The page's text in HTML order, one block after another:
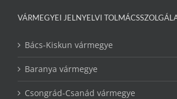
VÁRMEGYEI JELNYELVI
Bács-Kiskun vármegye
Baranya vármegye
Csongrád-Csanád vármegye